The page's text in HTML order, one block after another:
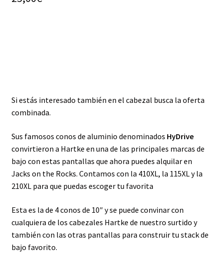
Si estás interesado también en el cabezal busca la oferta
combinada.
Sus famosos conos de aluminio denominados HyDrive
convirtieron a Hartke en una de las principales marcas de
bajo con estas pantallas que ahora puedes alquilar en
Jacks on the Rocks. Contamos con la 410XL, la 115XL y la
210XL para que puedas escoger tu favorita
Esta es la de 4 conos de 10″ y se puede convinar con
cualquiera de los cabezales Hartke de nuestro surtido y
también con las otras pantallas para construir tu stack de
bajo favorito.